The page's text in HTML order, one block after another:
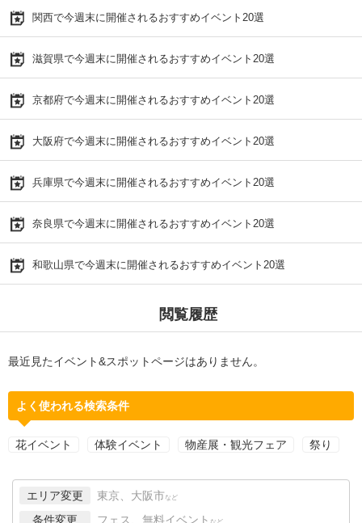
関西で今週末に開催されるおすすめイベント20選
滋賀県で今週末に開催されるおすすめイベント20選
京都府で今週末に開催されるおすすめイベント20選
大阪府で今週末に開催されるおすすめイベント20選
兵庫県で今週末に開催されるおすすめイベント20選
奈良県で今週末に開催されるおすすめイベント20選
和歌山県で今週末に開催されるおすすめイベント20選
閲覧履歴
最近見たイベント&スポットページはありません。
よく使われる検索条件
花イベント 体験イベント 物産展・観光フェア 祭り
エリア変更 東京、大阪市 など
条件変更 フェス、無料イベント